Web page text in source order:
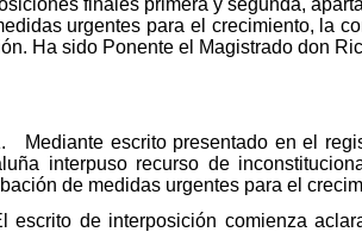
finales primera y segunda,
urgentes para el crecimiento, la
Ha sido Ponente el Magistrado don
Mediante escrito presentado en el
interpuso recurso de
de medidas urgentes para el
escrito de interposición comienza